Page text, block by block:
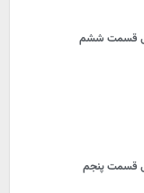
قسمت ششم
قسمت پنجم